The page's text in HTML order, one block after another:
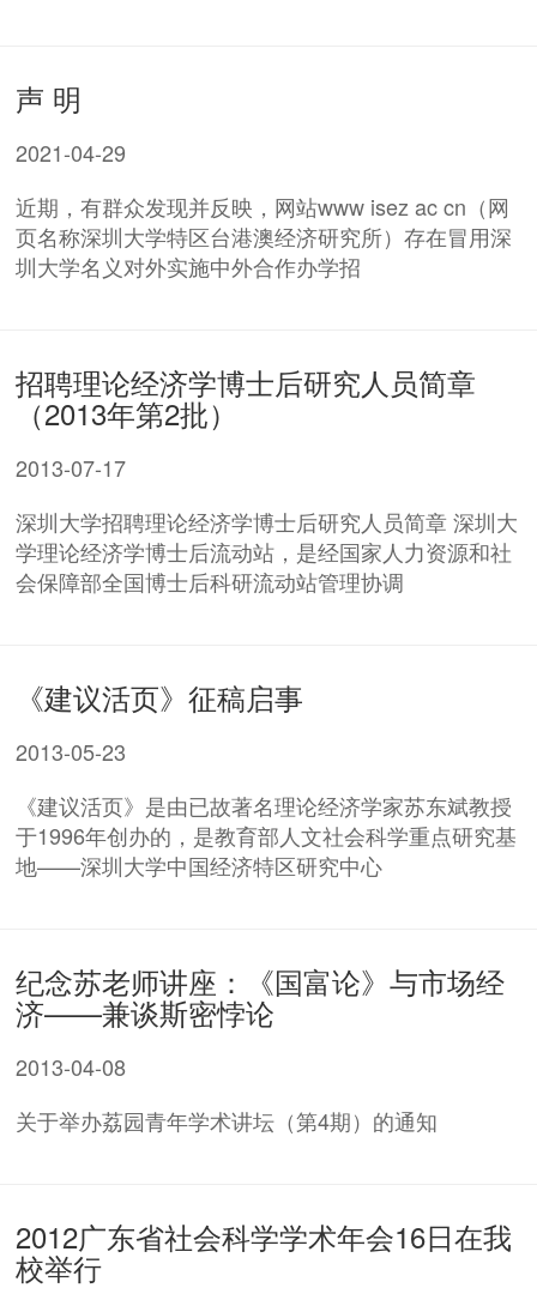
声 明
2021-04-29
近期，有群众发现并反映，网站www isez ac cn（网
页名称深圳大学特区台港澳经济研究所）存在冒用深
圳大学名义对外实施中外合作办学招
招聘理论经济学博士后研究人员简章
（2013年第2批）
2013-07-17
深圳大学招聘理论经济学博士后研究人员简章 深圳大
学理论经济学博士后流动站，是经国家人力资源和社
会保障部全国博士后科研流动站管理协调
《建议活页》征稿启事
2013-05-23
《建议活页》是由已故著名理论经济学家苏东斌教授
于1996年创办的，是教育部人文社会科学重点研究基
地——深圳大学中国经济特区研究中心
纪念苏老师讲座：《国富论》与市场经
济——兼谈斯密悖论
2013-04-08
关于举办荔园青年学术讲坛（第4期）的通知
2012广东省社会科学学术年会16日在我
校举行